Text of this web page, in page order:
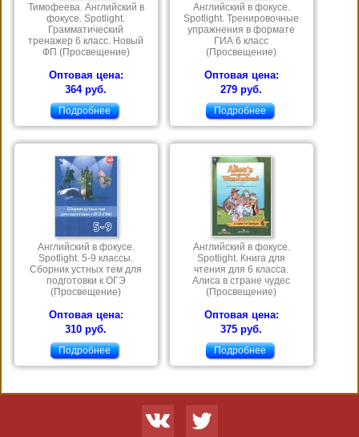
Тимофеева. Английский в
фокусе. Spotlight.
Грамматический
тренажер 6 класс. Новый
ФП (Просвещение)
Оптовая цена:
364 руб.
Подробнее
Английский в фокусе.
Spotlight. Тренировочные
упражнения в формате
ГИА 6 класс
(Просвещение)
Оптовая цена:
279 руб.
Подробнее
Английский в фокусе.
Spotlight. 5-9 классы.
Сборник устных тем для
подготовки к ОГЭ
(Просвещение)
Оптовая цена:
310 руб.
Подробнее
Английский в фокусе.
Spotlight. Книга для
чтения для 6 класса.
Алиса в стране чудес
(Просвещение)
Оптовая цена:
375 руб.
Подробнее